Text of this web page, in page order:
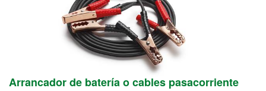
Arrancador de batería o cables pasacorriente